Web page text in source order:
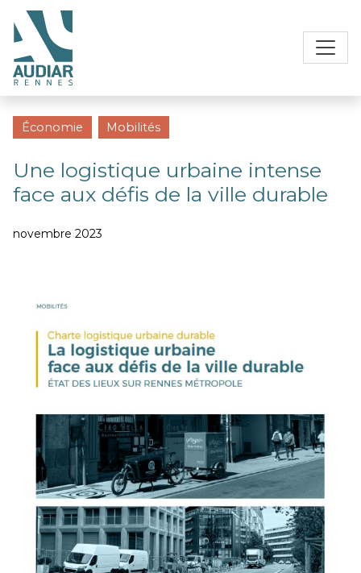
Économie Mobilités
Une logistique urbaine intense
face aux défis de la ville durable
novembre 2023